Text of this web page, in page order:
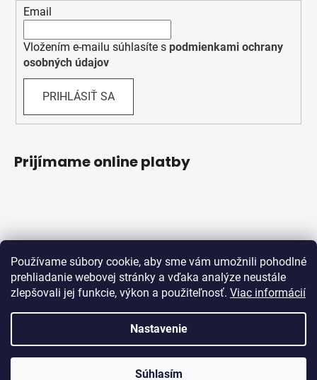
Používame súbory cookie, aby sme vám umožnili pohodlné
prehliadanie webovej stránky a vďaka analýze neustále
zlepšovali jej funkcie, výkon a použiteľnosť. Viac informácií
Nastavenie
Súhlasím
Email
Vložením e-mailu súhlasíte s podmienkami ochrany
osobných údajov
PRIHLÁSIŤ SA
Prijímame online platby
Obchodné podmienky
Ochrana osobných údajov